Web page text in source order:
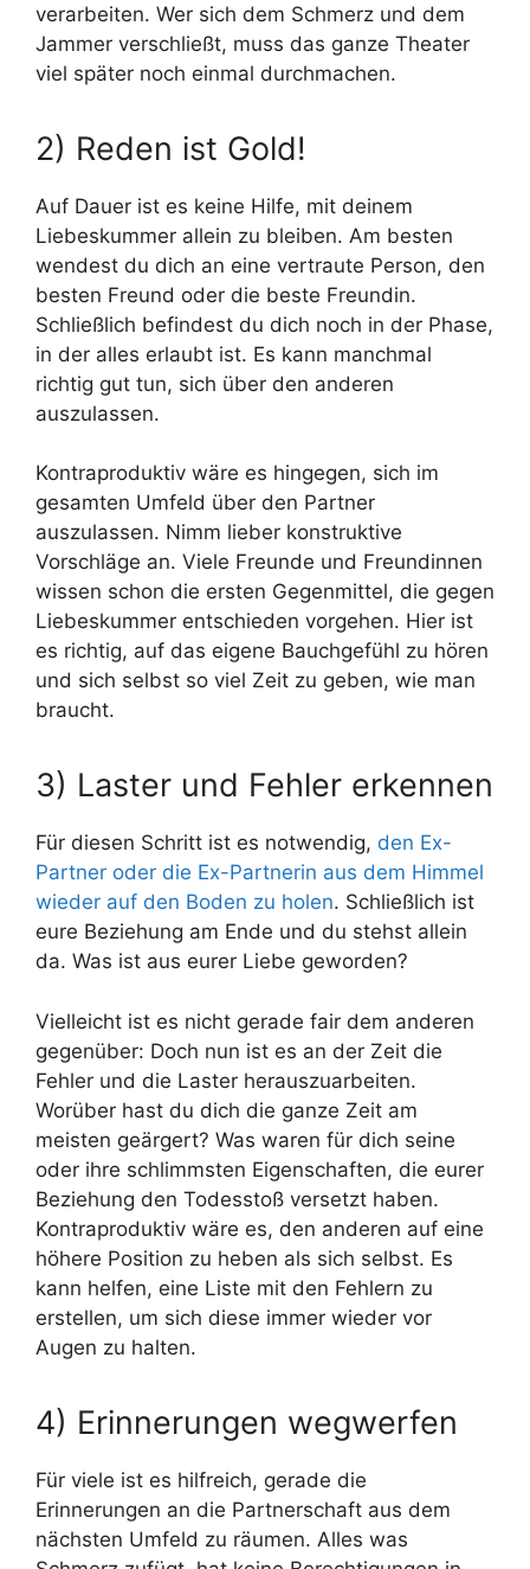
verarbeiten. Wer sich dem Schmerz und dem
Jammer verschließt, muss das ganze Theater
viel später noch einmal durchmachen.
2) Reden ist Gold!
Auf Dauer ist es keine Hilfe, mit deinem
Liebeskummer allein zu bleiben. Am besten
wendest du dich an eine vertraute Person, den
besten Freund oder die beste Freundin.
Schließlich befindest du dich noch in der Phase,
in der alles erlaubt ist. Es kann manchmal
richtig gut tun, sich über den anderen
auszulassen.
Kontraproduktiv wäre es hingegen, sich im
gesamten Umfeld über den Partner
auszulassen. Nimm lieber konstruktive
Vorschläge an. Viele Freunde und Freundinnen
wissen schon die ersten Gegenmittel, die gegen
Liebeskummer entschieden vorgehen. Hier ist
es richtig, auf das eigene Bauchgefühl zu hören
und sich selbst so viel Zeit zu geben, wie man
braucht.
3) Laster und Fehler erkennen
Für diesen Schritt ist es notwendig, den Ex-
Partner oder die Ex-Partnerin aus dem Himmel
wieder auf den Boden zu holen. Schließlich ist
eure Beziehung am Ende und du stehst allein
da. Was ist aus eurer Liebe geworden?
Vielleicht ist es nicht gerade fair dem anderen
gegenüber: Doch nun ist es an der Zeit die
Fehler und die Laster herauszuarbeiten.
Worüber hast du dich die ganze Zeit am
meisten geärgert? Was waren für dich seine
oder ihre schlimmsten Eigenschaften, die eurer
Beziehung den Todesstoß versetzt haben.
Kontraproduktiv wäre es, den anderen auf eine
höhere Position zu heben als sich selbst. Es
kann helfen, eine Liste mit den Fehlern zu
erstellen, um sich diese immer wieder vor
Augen zu halten.
4) Erinnerungen wegwerfen
Für viele ist es hilfreich, gerade die
Erinnerungen an die Partnerschaft aus dem
nächsten Umfeld zu räumen. Alles was